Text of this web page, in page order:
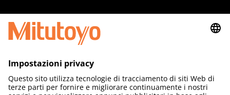
Quick Links
Area Legale